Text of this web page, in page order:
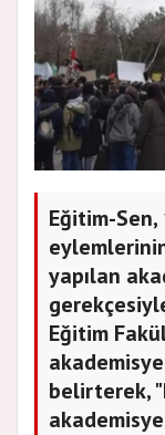
Eğitim-
yapılan
Eğitim
belirterek,